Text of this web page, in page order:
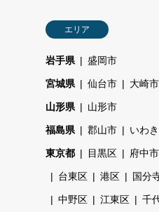
エリア
岩手県 盛岡市
宮城県 仙台市 大崎市
山形県 山形市
福島県 郡山市 いわ
東京都 目黒区 府中市
台東区 港区 国分
中野区 江東区 千